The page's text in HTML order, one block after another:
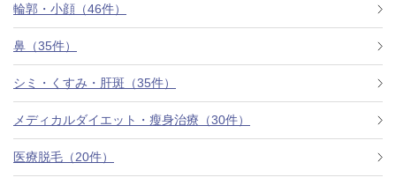
輪郭・小顔（46件）
鼻（35件）
シミ・くすみ・肝斑（35件）
メディカルダイエット・瘦身治療（30件）
医療脱毛（20件）